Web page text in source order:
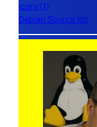
iconv(1)
Debian Source list